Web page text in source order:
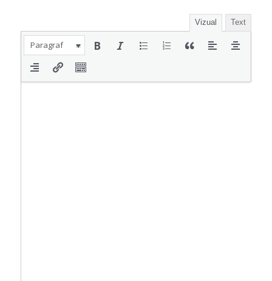
Vizual Text
Paragraf